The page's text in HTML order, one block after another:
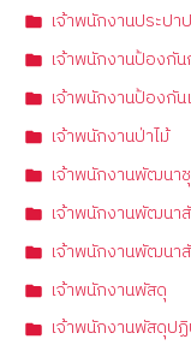
เจ้าพนักงานประป
เจ้าพนักงานป้องกั
เจ้าพนักงานป้องกั
เจ้าพนักงานป่าไม้
เจ้าพนักงานพัฒนา
เจ้าพนักงานพัฒนา
เจ้าพนักงานพัฒนา
เจ้าพนักงานพัสดุ
เจ้าพนักงานพัสดุป